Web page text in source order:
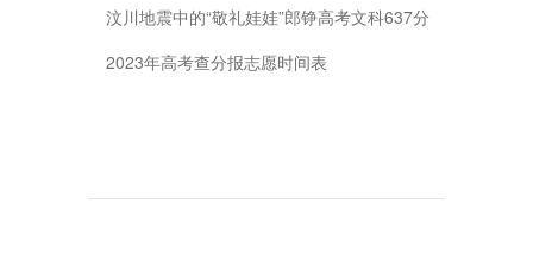
汶川地震中的“敬礼娃娃”郎铮高考文科637分
2023年高考查分报志愿时间表